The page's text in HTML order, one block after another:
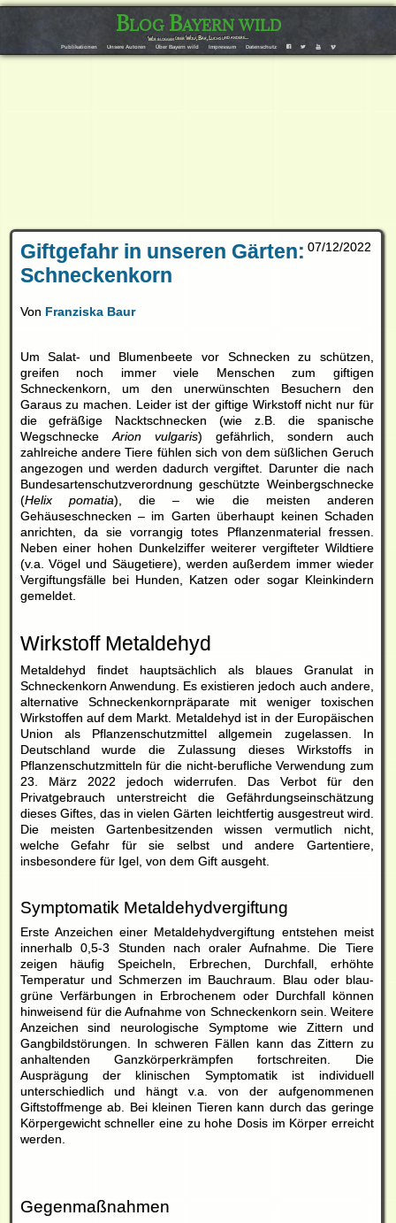
Blog Bayern wild
Wir bloggen über Wolf, Bär, Luchs und andere…
Publikationen Unsere Autoren Über Bayern wild Impressum Datenschutz F T Y V
07/12/2022
Giftgefahr in unseren Gärten:
Schneckenkorn
Von Franziska Baur
Um Salat- und Blumenbeete vor Schnecken zu schützen,
greifen noch immer viele Menschen zum giftigen
Schneckenkorn , um den unerwünschten Besuchern den
Garaus zu machen. Leider ist der giftige Wirkstoff nicht nur für
die gefräßige Nacktschnecken (wie z.B. die spanische
Wegschnecke
Arion vulgaris) gefährlich, sondern auch
zahlreiche andere Tiere fühlen sich von dem süßlichen Geruch
angezogen und werden dadurch vergiftet. Darunter die nach
Bundesartenschutzverordnung geschützte Weinbergschnecke
(Helix pomatia), die – wie die meisten anderen
Gehäuseschnecken – im Garten überhaupt keinen Schaden
anrichten, da sie vorrangig totes Pflanzenmaterial fressen.
Neben einer hohen Dunkelziffer weiterer vergifteter Wildtiere
(v.a. Vögel und Säugetiere), werden außerdem immer wieder
Vergiftungsfälle bei Hunden, Katzen oder sogar Kleinkindern
gemeldet.
Wirkstoff Metaldehyd
Metaldehyd findet hauptsächlich als blaues Granulatin
Schneckenkorn Anwendung. Es existieren jedoch auch andere,
alternative Schneckenkornpräparate mit weniger toxischen
Wirkstoffen auf dem Markt. Metaldehyd ist in der Europäischen
Union als Pflanzenschutzmittel allgemein zugelassen. In
Deutschland wurde die Zulassung dieses Wirkstoffs in
Pflanzenschutzmitteln für die nicht-berufliche Verwendung zum
23. März 2022 jedoch widerrufen. Das Verbot für den
Privatgebrauch unterstreicht die Gefährdungseinschätzung
dieses Giftes, das in vielen Gärten leichtfertig ausgestreut wird.
Die meisten Gartenbesitzenden wissen vermutlich nicht,
welche Gefahr für sie selbst und andere Gartentiere,
insbesondere für Igel, von dem Gift ausgeht.
Symptomatik Metaldehydvergiftung
Erste Anzeichen einer Metaldehydvergiftung entstehen meist
innerhalb 0,5-3 Stunden nach oraler Aufnahme. Die Tiere
zeigen häufig Speicheln, Erbrechen, Durchfall, erhöhte
Temperatur und Schmerzen im Bauchraum. Blau oder blau-
grüne Verfärbungen in Erbrochenem oder Durchfall können
hinweisend für die Aufnahme von Schneckenkorn sein. Weitere
Anzeichen sind neurologische Symptome wie Zittern und
Gangbildstörungen. In schweren Fällen kann das Zittern zu
anhaltenden Ganzkörperkrämpfen fortschreiten. Die
Ausprägung der klinischen Symptomatik ist individuell
unterschiedlich und hängt v.a. von der aufgenommenen
Giftstoffmenge ab. Bei kleinen Tieren kann durch das geringe
Körpergewicht schneller eine zu hohe Dosis im Körper erreicht
werden.
Gegenmaßnahmen